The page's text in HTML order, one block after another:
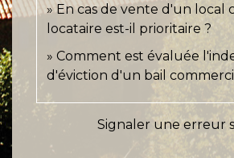
En cas de vente d'un local
locataire est-il prioritaire ?
Comment est évaluée
d'éviction d'un bail
Signaler une erreur